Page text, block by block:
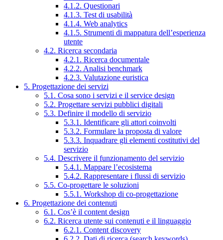
4.1.2. Questionari
4.1.3. Test di usabilità
4.1.4. Web analytics
4.1.5. Strumenti di mappatura dell’esperienza
utente
4.2. Ricerca secondaria
4.2.1. Ricerca documentale
4.2.2. Analisi benchmark
4.2.3. Valutazione euristica
5. Progettazione dei servizi
5.1. Cosa sono i servizi e il service design
5.2. Progettare servizi pubblici digitali
5.3. Definire il modello di servizio
5.3.1. Identificare gli attori coinvolti
5.3.2. Formulare la proposta di valore
5.3.3. Inquadrare gli elementi costitutivi del
servizio
5.4. Descrivere il funzionamento del servizio
5.4.1. Mappare l’ecosistema
5.4.2. Rappresentare i flussi di servizio
5.5. Co-progettare le soluzioni
5.5.1. Workshop di co-progettazione
6. Progettazione dei contenuti
6.1. Cos’è il content design
6.2. Ricerca utente sui contenuti e il linguaggio
6.2.1. Content discovery